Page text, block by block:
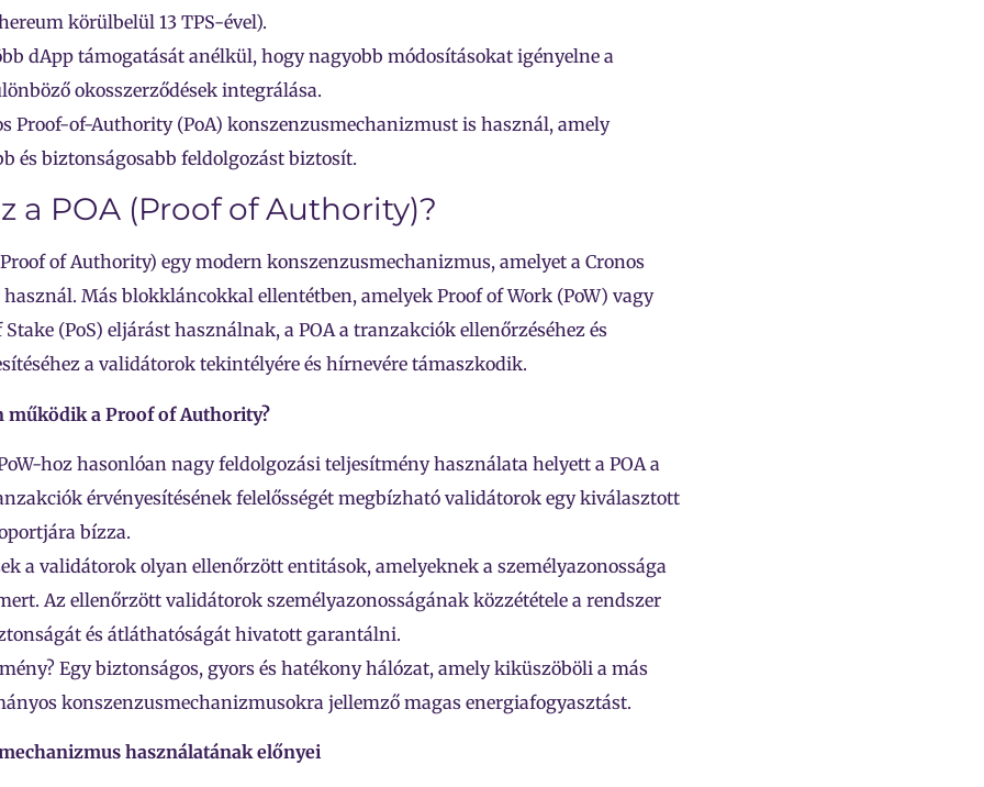
körülbelül 13 TPS-ével).
dApp támogatását anélkül, hogy nagyobb módosításokat igényelne a
okosszerződések integrálása.
Proof-of-Authority (PoA) konszenzusmechanizmust is használ, amely
és biztonságosabb feldolgozást biztosít.
a POA (Proof of Authority)?
of Authority) egy modern konszenzusmechanizmus, amelyet a Cronos
Más blokkláncokkal ellentétben, amelyek Proof of Work (PoW) vagy
Stake (PoS) eljárást használnak, a POA a tranzakciók ellenőrzéséhez és
a validátorok tekintélyére és hírnevére támaszkodik.
működik a Proof of Authority?
hoz hasonlóan nagy feldolgozási teljesítmény használata helyett a POA a
érvényesítésének felelősségét megbízható validátorok egy kiválasztott
bízza.
a validátorok olyan ellenőrzött entitások, amelyeknek a személyazonossága
Az ellenőrzött validátorok személyazonosságának közzététele a rendszer
és átláthatóságát hivatott garantálni.
Egy biztonságos, gyors és hatékony hálózat, amely kiküszöböli a más
konszenzusmechanizmusokra jellemző magas energiafogyasztást.
használatának előnyei